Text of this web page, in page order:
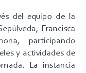
del equipo de la
Francisca
participando
y actividades de
La instancia